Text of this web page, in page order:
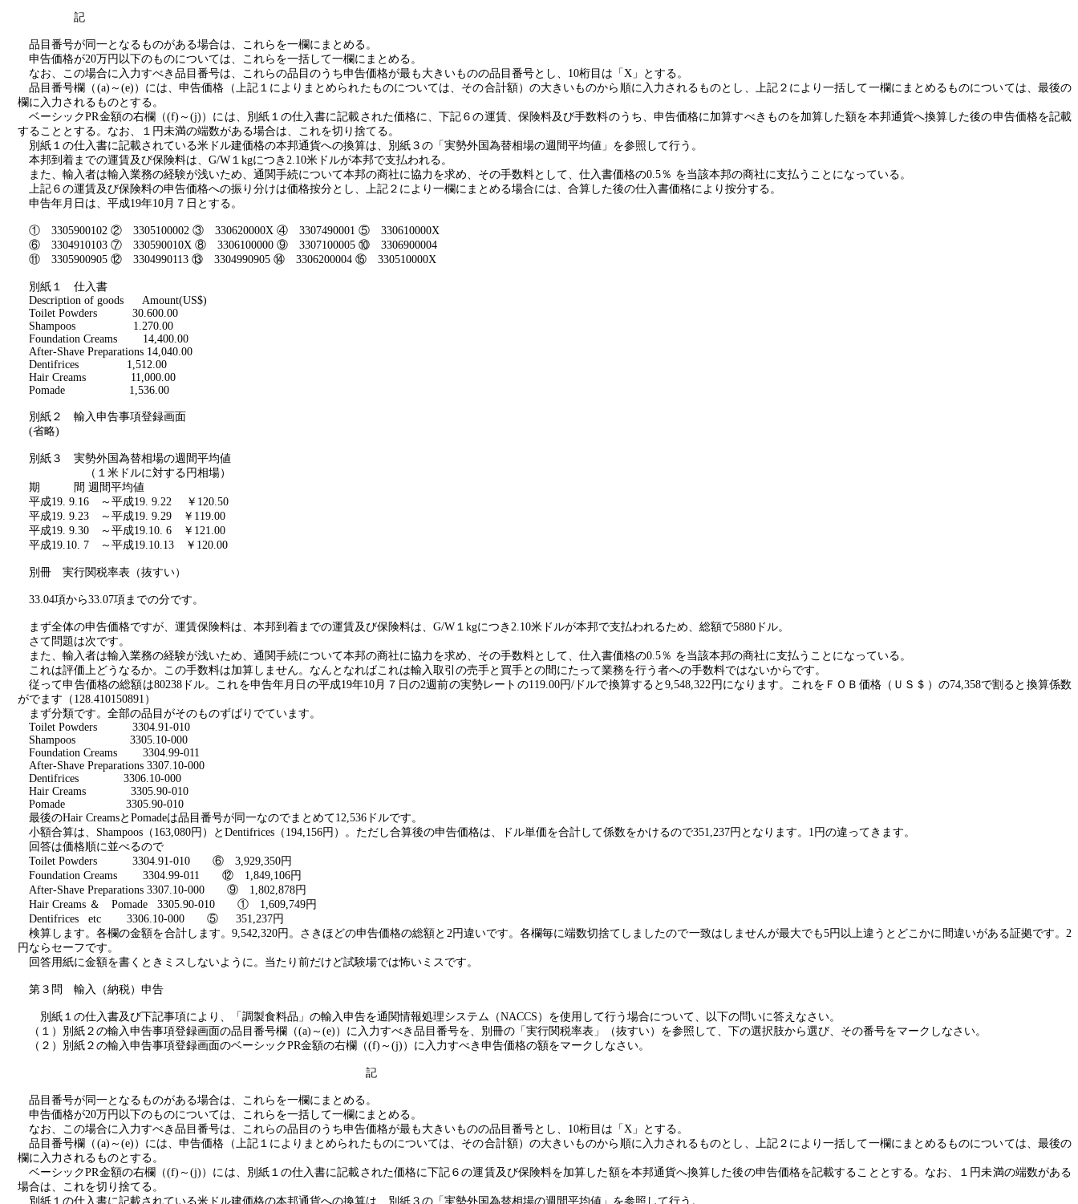
記
品目番号が同一となるものがある場合は、これらを一欄にまとめる。
申告価格が20万円以下のものについては、これらを一括して一欄にまとめる。
なお、この場合に入力すべき品目番号は、これらの品目のうち申告価格が最も大きいものの品目番号とし、 10桁目は「 X 」とする。
品目番号欄（ (a) ～ (e) ）には、申告価格（上記１によりまとめられたものについては、その合計額）の大きいものから順に入力されるものとし、上記２により一括して一欄にまとめるものについては、最後の
欄に入力されるものとする。
ベーシックPR金額の右欄（(f) ～(j) ）には、別紙１の仕入書に記載された価格に、下記６の運賃、保険料及び手数料のうち、申告価格に加算すべきものを加算した額を本邦通貨へ換算した後の申告価格を記載
することとする。なお、１円未満の端数がある場合は、これを切り捨てる。
別紙１の仕入書に記載されている米ドル建価格の本邦通貨への換算は、別紙３の「実勢外国為替相場の週間平均値」を参照して行う。
本邦到着までの運賃及び保険料は、 G/W １ kgにつき 2.10米ドルが本邦で支払われる。
また、輸入者は輸入業務の経験が浅いため、通関手続について本邦の商社に協力を求め、その手数料として、仕入書価格の0.5％ を当該本邦の商社に支払うことになっている。
上記６の運賃及び保険料の申告価格への振り分けは価格按分とし、上記２により一欄にまとめる場合には、合算した後の仕入書価格により按分する。
申告年月日は、平成19年10月７日とする。
① 3305900102 ② 3305100002 ③ 330620000X ④ 3307490001 ⑤ 330610000X
⑥ 3304910103 ⑦ 330590010X ⑧ 3306100000 ⑨ 3307100005 ⑩ 3306900004
⑪ 3305900905 ⑫ 3304990113 ⑬ 3304990905 ⑭ 3306200004 ⑮ 330510000X
別紙１ 仕入書
Description of goods
Amount(US$)
Toilet Powders
30.600.00
Shampoos
1.270.00
Foundation Creams
14,400.00
After-Shave Preparations 14,040.00
Dentifrices
1,512.00
Hair Creams
11,000.00
Pomade
1,536.00
別紙２ 輸入申告事項登録画面
(省略)
別紙３ 実勢外国為替相場の週間平均値
（１米ドルに対する円相場）
期 間 週間平均値
平成19. 9.16 ～平成19. 9.22 ￥ 120.50
平成19. 9.23 ～平成19. 9.29 ￥ 119.00
平成19. 9.30 ～平成19.10. 6 ￥ 121.00
平成19.10. 7 ～平成19.10.13 ￥ 120.00
別冊 実行関税率表（抜すい）
33.04項から33.07項までの分です。
まず全体の申告価格ですが、運賃保険料は、本邦到着までの運賃及び保険料は、 G/W １ kgにつき 2.10米ドルが本邦で支払われるため、総額で5880 ドル。
さて問題は次です。
また、輸入者は輸入業務の経験が浅いため、通関手続について本邦の商社に協力を求め、その手数料として、仕入書価格の0.5％ を当該本邦の商社に支払うことになっている。
これは評価上どうなるか。この手数料は加算しません。なんとなればこれは輸入取引の売手と買手との間にたって業務を行う者への手数料ではないからです。
従って申告価格の総額は80238ドル。これを申告年月日の平成19年10月７日の2週前の実勢レートの119.00円/ ドルで換算すると9,548,322 円になります。これをＦＯＢ価格（ＵＳ＄）の74,358で割ると換算係数
がでます（ 128.410150891 ）
まず分類です。全部の品目がそのものずばりでています。
Toilet Powders
3304.91-010
Shampoos
3305.10-000
Foundation Creams
3304.99-011
After-Shave Preparations 3307.10-000
Dentifrices
3306.10-000
Hair Creams
3305.90-010
Pomade
3305.90-010
最後のHair Creamsと Pomadeは品目番号が同一なのでまとめて12,536 ドルです。
小額合算は、 Shampoos （ 163,080円）と Dentifrices （ 194,156円）。ただし合算後の申告価格は、ドル単価を合計して係数をかけるので351,237円となります。 1 円の違ってきます。
回答は価格順に並べるので
Toilet Powders
3304.91-010 ⑥ 3,929,350円
Foundation Creams
3304.99-011 ⑫ 1,849,106円
After-Shave Preparations 3307.10-000 ⑨ 1,802,878円
Hair Creams ＆ Pomade 3305.90-010 ① 1,609,749円
Dentifrices
etc 3306.10-000 ⑤ 351,237円
検算します。各欄の金額を合計します。 9,542,320円。さきほどの申告価格の総額と 2円違いです。各欄毎に端数切捨てしましたので一致はしませんが最大でも5円以上違うとどこかに間違いがある証拠です。2
円ならセーフです。
回答用紙に金額を書くときミスしないように。当たり前だけど試験場では怖いミスです。
第３問 輸入（納税）申告
別紙１の仕入書及び下記事項により、「調製食料品」の輸入申告を通関情報処理システム（NACCS ）を使用して行う場合について、以下の問いに答えなさい。
（１）別紙２の輸入申告事項登録画面の品目番号欄（(a) ～ (e) ）に入力すべき品目番号を、別冊の「実行関税率表」（抜すい）を参照して、下の選択肢から選び、その番号をマークしなさい。
（２）別紙２の輸入申告事項登録画面のベーシックPR金額の右欄（(f) ～ (j) ）に入力すべき申告価格の額をマークしなさい。
記
品目番号が同一となるものがある場合は、これらを一欄にまとめる。
申告価格が20万円以下のものについては、これらを一括して一欄にまとめる。
なお、この場合に入力すべき品目番号は、これらの品目のうち申告価格が最も大きいものの品目番号とし、 10桁目は「 X 」とする。
品目番号欄（ (a) ～ (e) ）には、申告価格（上記１によりまとめられたものについては、その合計額）の大きいものから順に入力されるものとし、上記２により一括して一欄にまとめるものについては、最後の
欄に入力されるものとする。
ベーシックPR金額の右欄（(f) ～(j) ）には、別紙１の仕入書に記載された価格に下記６の運賃及び保険料を加算した額を本邦通貨へ換算した後の申告価格を記載することとする。なお、１円未満の端数がある
場合は、これを切り捨てる。
別紙１の仕入書に記載されている米ドル建価格の本邦通貨への換算は、別紙３の「実勢外国為替相場の週間平均値」を参照して行う。